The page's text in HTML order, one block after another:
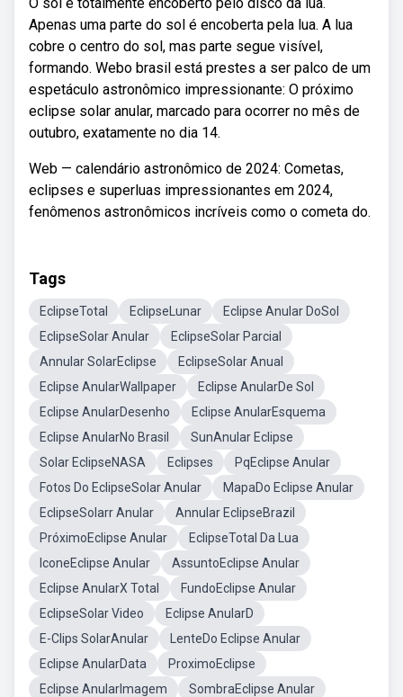
Apenas uma parte do sol é encoberta pela lua. A lua
cobre o centro do sol, mas parte segue visível,
formando. Webo brasil está prestes a ser palco de um
espetáculo astronômico impressionante: O próximo
eclipse solar anular, marcado para ocorrer no mês de
outubro, exatamente no dia 14.
Web — calendário astronômico de 2024: Cometas,
eclipses e superluas impressionantes em 2024,
fenômenos astronômicos incríveis como o cometa do.
Tags
EclipseTotal EclipseLunar
Eclipse Anular DoSol
EclipseSolar Anular
EclipseSolar Parcial
Annular SolarEclipse
EclipseSolar Anual
Eclipse AnularWallpaper
Eclipse AnularDe Sol
Eclipse AnularDesenho
Eclipse AnularEsquema
Eclipse AnularNo Brasil
SunAnular Eclipse
Solar EclipseNASA
Eclipses
PqEclipse Anular
Fotos Do EclipseSolar Anular
MapaDo Eclipse Anular
EclipseSolarr Anular
Annular EclipseBrazil
PróximoEclipse Anular
EclipseTotal Da Lua
IconeEclipse Anular
AssuntoEclipse Anular
Eclipse AnularX Total
FundoEclipse Anular
EclipseSolar Video
Eclipse AnularD
E-Clips SolarAnular
LenteDo Eclipse Anular
Eclipse AnularData
ProximoEclipse
Eclipse AnularImagem
SombraEclipse Anular